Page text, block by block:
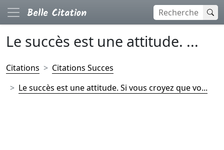
Le succès est une attitude. ...
Citations
Citations Succes
Le succès est une attitude. Si vous croyez que vo...